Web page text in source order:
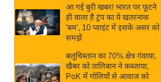
Hindi
Hindi
Hindi
राय
बजट
क्रिकेट
IPL
आ गई बुरी खबर! भारत पर फूटने
ही वाला है ट्रंप का ये खतरनाक
'बम', 10 प्वाइंट में इसके असर को
समझें
बलूचिस्तान का 70% क्षेत्र गंवाया,
खैबर को तालिबान ने कब्जाया,
PoK में गोलियों से आवाज को